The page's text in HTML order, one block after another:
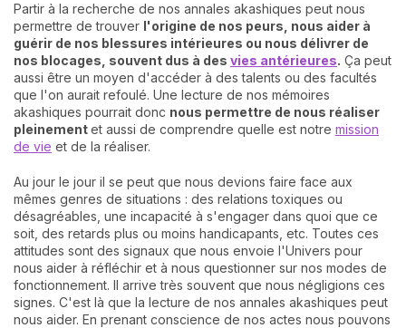
Partir à la recherche de nos annales akashiques peut nous
permettre de trouver l'origine de nos peurs, nous aider à
guérir de nos blessures intérieures ou nous délivrer de
nos blocages, souvent dus à des vies antérieures. Ça peut
aussi être un moyen d'accéder à des talents ou des facultés
que l'on aurait refoulé. Une lecture de nos mémoires
akashiques pourrait donc nous permettre de nous réaliser
pleinementet aussi de comprendre quelle est notre mission
de vie et de la réaliser.
Au jour le jour il se peut que nous devions faire face aux
mêmes genres de situations : des relations toxiques ou
désagréables, une incapacité à s'engager dans quoi que ce
soit, des retards plus ou moins handicapants, etc. Toutes ces
attitudes sont des signaux que nous envoie l'Univers pour
nous aider à réfléchir et à nous questionner sur nos modes de
fonctionnement. Il arrive très souvent que nous négligions ces
signes. C'est là que la lecture de nos annales akashiques peut
nous aider. En prenant conscience de nos actes nous pouvons